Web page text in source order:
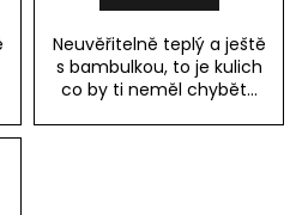
Neuvěřitelně teplý a ještě
s bambulkou, to je kulich
co by ti neměl chybět...